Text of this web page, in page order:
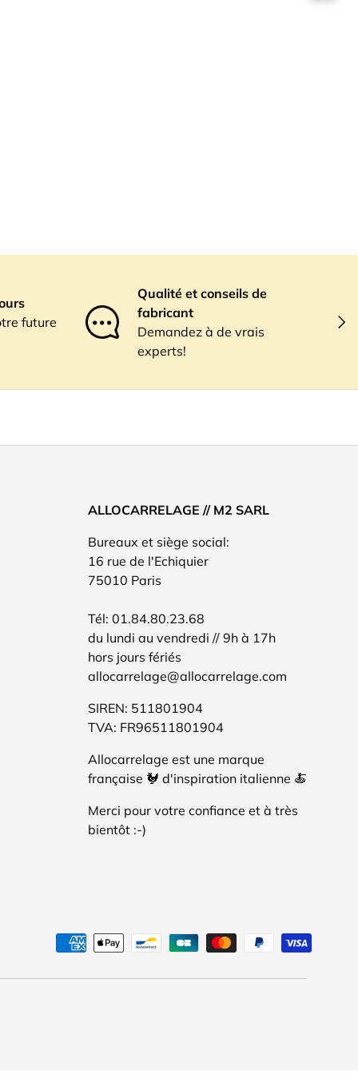
future
Qualité et conseils de
fabricant
Demandez à de vrais
experts!
ALLOCARRELAGE // M2 SARL
Bureaux et siège social:
16 rue de l'Echiquier
75010 Paris
Tél: 01.84.80.23.68
du lundi au vendredi // 9h à 17h
hors jours fériés
allocarrelage@allocarrelage.com
SIREN: 511801904
TVA: FR96511801904
Allocarrelage est une marque
française 🐓 d'inspiration italienne 🍝
Merci pour votre confiance et à très
bientôt :-)